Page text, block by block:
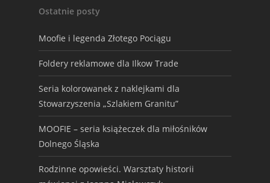
Ostatnie posty
Moofie i legenda Złotego Pociągu
Foldery reklamowe dla Ilkow Trade
Seria kolorowanek z naklejkami dla
Stowarzyszenia „Szlakiem Granitu”
MOOFIE – seria książeczek dla miłośników
Dolnego Śląska
Rodzinne opowieści. Warsztaty historii